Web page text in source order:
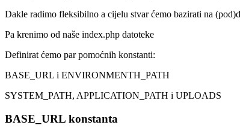
Dakle radimo fleksibilno a cijelu stvar ćemo bazirati na
Pa krenimo od naše index.php datoteke
Definirat ćemo par pomoćnih konstanti:
BASE_URL i ENVIRONMENTH_PATH
SYSTEM_PATH, APPLICATION_PATH i UPLOADS
BASE_URL konstanta